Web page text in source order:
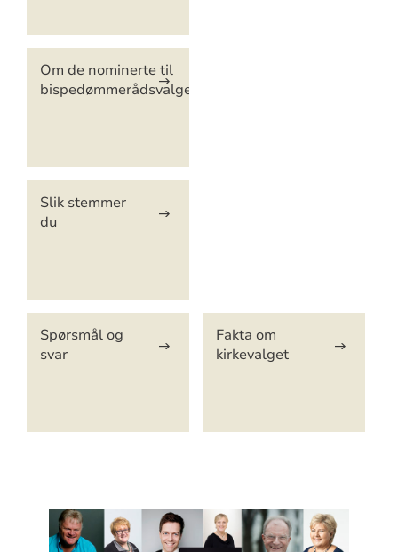
Om de nominerte til
bispedømmerådsvalget
Slik stemmer
du
Spørsmål og
svar
Fakta om
kirkevalget